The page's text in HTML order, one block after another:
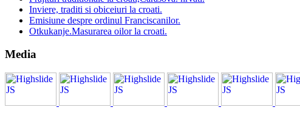
Inviere, traditi si obiceiuri la croati.
Emisiune despre ordinul Franciscanilor.
Otkukanje.Masurarea oilor la croati.
Media